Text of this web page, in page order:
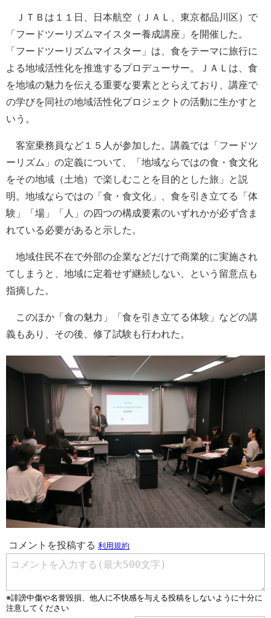
ＪＴＢは１１日、日本航空（ＪＡＬ、東京都品川区）で
「フードツーリズムマイスター養成講座」を開催した。
「フードツーリズムマイスター」は、食をテーマに旅行に
よる地域活性化を推進するプロデューサー。ＪＡＬは、食
を地域の魅力を伝える重要な要素ととらえており、講座で
の学びを同社の地域活性化プロジェクトの活動に生かすと
いう。
客室乗務員など１５人が参加した。講義では「フードツ
ーリズム」の定義について、「地域ならではの食・食文化
をその地域（土地）で楽しむことを目的とした旅」と説
明。地域ならではの「食・食文化」、食を引き立てる「体
験」「場」「人」の四つの構成要素のいずれかが必ず含ま
れている必要があると示した。
地域住民不在で外部の企業などだけで商業的に実施され
てしまうと、地域に定着せず継続しない、という留意点も
指摘した。
このほか「食の魅力」「食を引き立てる体験」などの講
義もあり、その後、修了試験も行われた。